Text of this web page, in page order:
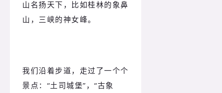
山名扬天下，比如桂林的象鼻
山，三峡的神女峰。
我们沿着步道，走过了一个个
景点：“土司城堡”，“古象